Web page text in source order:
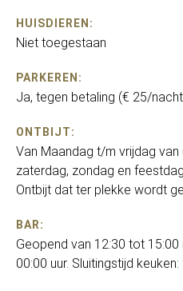
HUISDIEREN:
Niet toegestaan
PARKEREN:
Ja, tegen betaling (€ 25/
ONTBIJT:
Van Maandag t/m vrijdag
zaterdag, zondag en
Ontbijt dat ter plekke wordt
BAR:
Geopend van 12:30 tot 15:00
00:00 uur. Sluitingstijd keuken: